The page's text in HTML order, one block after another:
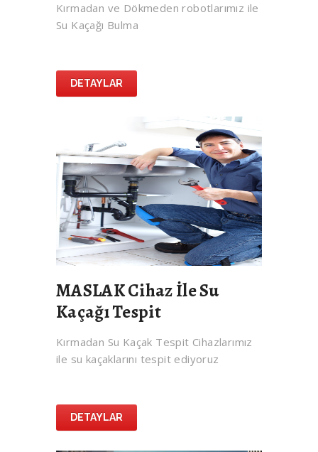
Kırmadan ve Dökmeden robotlarımız ile
Su Kaçağı Bulma
DETAYLAR
MASLAK Cihaz İle Su
Kaçağı Tespit
Kırmadan Su Kaçak Tespit Cihazlarımız
ile su kaçaklarını tespit ediyoruz
DETAYLAR